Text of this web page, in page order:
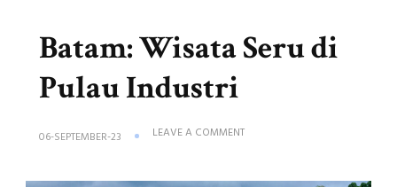
Batam: Wisata Seru di
Pulau Industri
06-SEPTEMBER-23 LEAVE A COMMENTON
SERU